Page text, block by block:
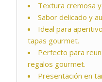
Textura cremosa
Sabor delicado y
Ideal para
tapas gourmet.
Perfecto para
regalos gourmet.
Presentación en